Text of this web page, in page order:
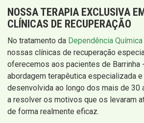
NOSSA TERAPIA EXCLUSIVA
CLÍNICAS DE RECUPERAÇÃO
No tratamento da Dependência Química
nossas clínicas de recuperação
oferecemos aos pacientes de Barrinha
abordagem terapêutica especializada
desenvolvida ao longo dos mais de 30
a resolver os motivos que os levaram
de forma realmente eficaz.